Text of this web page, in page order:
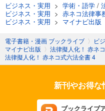
ビジネス・実用 > 学術・語学 /
ビジネス・実用 > 赤ネコ法律事
ビジネス・実用 > マイナビ出版
電子書籍・漫画 ブックライブ 〉 ビ
マイナビ出版 〉 法律擬人化！ 赤ネ
法律擬人化！ 赤ネコ式六法全書 4
新刊やお得な
ブックライブ